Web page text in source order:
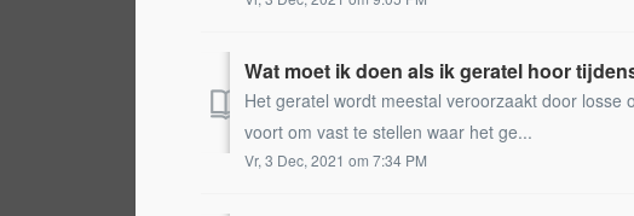
Wat moet ik doen als ik geratel hoor
Het geratel wordt meestal veroorzaakt door
voort om vast te stellen waar het ge...
Vr, 3 Dec, 2021 om 7:34 PM